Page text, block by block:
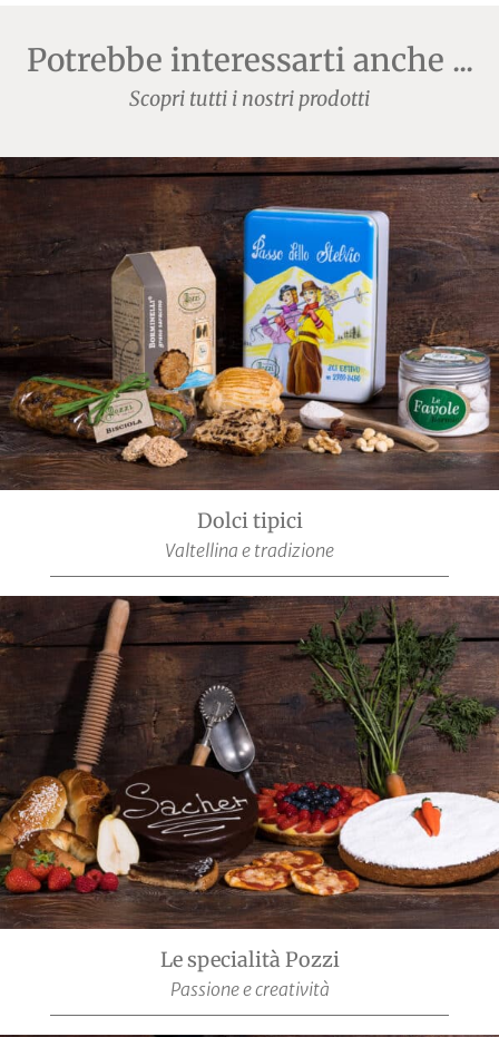
Potrebbe interessarti anche ...
Scopri tutti i nostri prodotti
Dolci tipici
Valtellina e tradizione
Le specialità Pozzi
Passione e creatività